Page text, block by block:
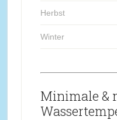
Herbst
Winter
Minimale &